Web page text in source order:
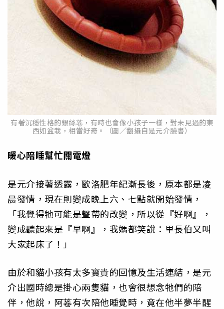
有著沉穩性格的銀絲菤，有時也會像小孩子一樣，對未見過的東
西如盆栽，相當好奇。（圖／翻攝自是元介臉書）
暖心陪睡幫忙關電燈
是元介接著透露，歐洛肥年紀漸長後，原本都是凌
晨發情，現在則變成晚上六、七點就開始發情，
「我覺得牠可能是聲帶的改變，所以從『好啊』，
變成聽起來是『早啊』，我媽都笑說：里長伯又叫
大家起床了！」
由於和貓小孩有太多寶貴的回憶及生活連結，是元
介出國時總是掛心兩隻貓，也會很想念牠們的陪
伴，他說，阿菤有次陪他睡覺時，竟在他半夢半醒